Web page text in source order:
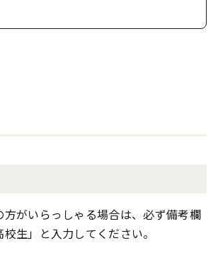
方がいらっしゃる場合は、必ず備考欄
生」と入力してください。